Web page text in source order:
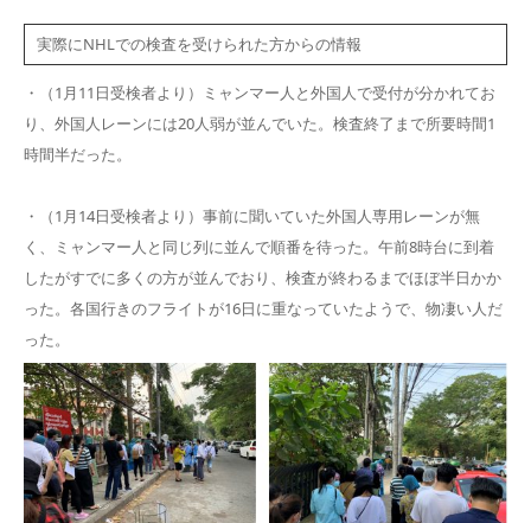
実際にNHLでの検査を受けられた方からの情報
・（1月11日受検者より）ミャンマー人と外国人で受付が分かれてお
り、外国人レーンには20人弱が並んでいた。検査終了まで所要時間1
時間半だった。
・（1月14日受検者より）事前に聞いていた外国人専用レーンが無
く、ミャンマー人と同じ列に並んで順番を待った。午前8時台に到着
したがすでに多くの方が並んでおり、検査が終わるまでほぼ半日かか
った。各国行きのフライトが16日に重なっていたようで、物凄い人だ
った。